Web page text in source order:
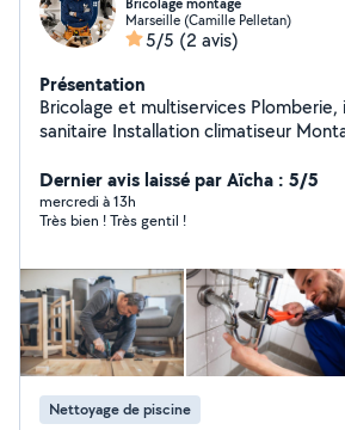
Marseille (Camille Pelletan)
5/5 (2 avis)
Présentation
Bricolage et multiservices Plomberie, installation
sanitaire Installation climatiseur Montage meuble et
Installer des plafonniers Fixer miroir mur Fixation support
TV mural Accrocher des tableaux au mur Fixer des
étagères Installation de force de placard Enlever et
carrelage de salle de bain Boucher les trous dans les
murs Réparation une e fissure murale Changer un
robinet, Pose de barre de douche Changer des
poignées de porte
Dernier avis laissé par Aïcha : 5/5
mercredi à 13h
Très bien ! Très gentil !
Nettoyage de piscine